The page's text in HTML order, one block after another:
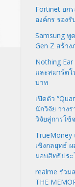
Fortinet ยก
องค์กร รอง
Samsung พู
Gen Z สร้าง
Nothing
และสมาร์ตโ
บาท
เปิดตัว
นักวิจัย วาง
วิจัยสู่การใช้
เชิงกลยุทธ์
มอบสิทธิปร
realme ร่วม
THE